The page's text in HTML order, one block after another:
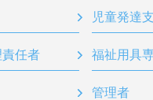
児童発達
任者 福祉用具
管理者